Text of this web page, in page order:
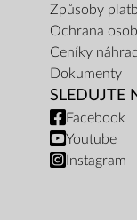
Způsoby
Ochrana
Ceníky
Dokumenty
SLEDUJTE
Facebook
Youtube
Instagram